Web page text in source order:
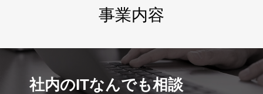
事業内容
社内のITなんでも相談